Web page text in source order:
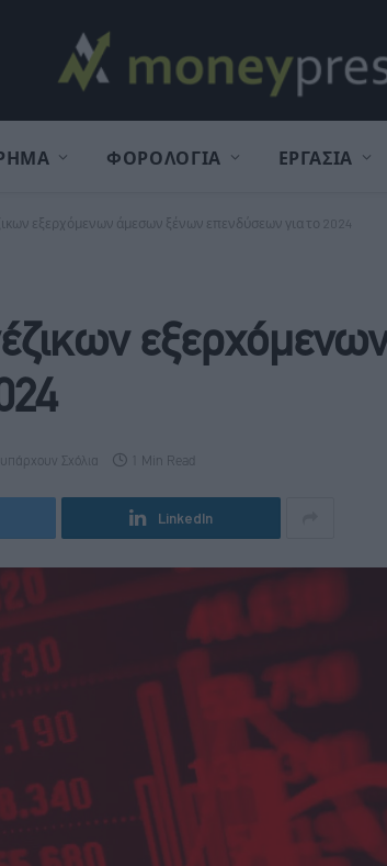
ΦΟΡΟΛΟΓΙΑ ΕΡΓΑΣΙΑ
εξερχόμενων άμεσων ξένων επενδύσεων για το 2024
Σχόλια 1 Min Read
LinkedIn